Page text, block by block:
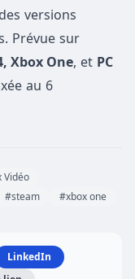
versions
Prévue sur
Xbox One, et PC
au 6
Vidéo
#steam #xbox one
LinkedIn